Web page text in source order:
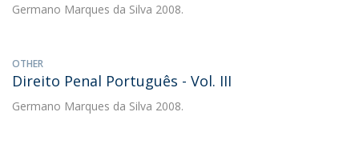
Germano Marques da Silva 2008.
OTHER
Direito Penal Português - Vol. III
Germano Marques da Silva 2008.